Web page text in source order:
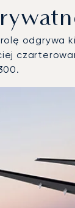
odgrywa